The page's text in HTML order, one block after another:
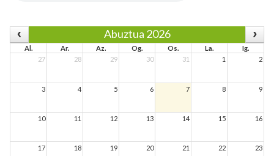
Abuztua 2026
Al. Ar. Az. Og. Os. La.
Ig.
27
28 29 30 31 1 2
3 4 5 6 7 8 9
10 11 12 13 14 15 16
17 18 19 20 21 22 23